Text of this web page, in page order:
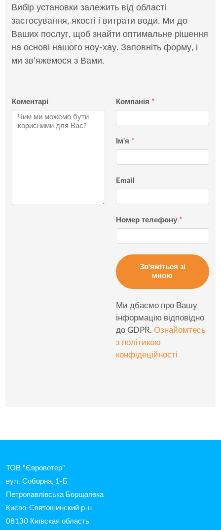
Вибір установки залежить від області
застосування, якості і витрати води. Ми до
Ваших послуг, щоб знайти оптимальне рішення
на основі нашого ноу-хау. Заповніть форму, і
ми зв'яжемося з Вами.
Коментарі Компанія *
Ім'я *
Email
Номер телефону *
Зв'яжіться зі
мною
Ми дбаємо про Вашу
інформацію відповідно
до GDPR. Ознайомтесь
з політикою
конфідеційності
ТОВ "Євровотер"
вул. Соборна, 1-Б
Петропавлівська Борщагівка
Києво-Святошинский р-н
08130 Київская область